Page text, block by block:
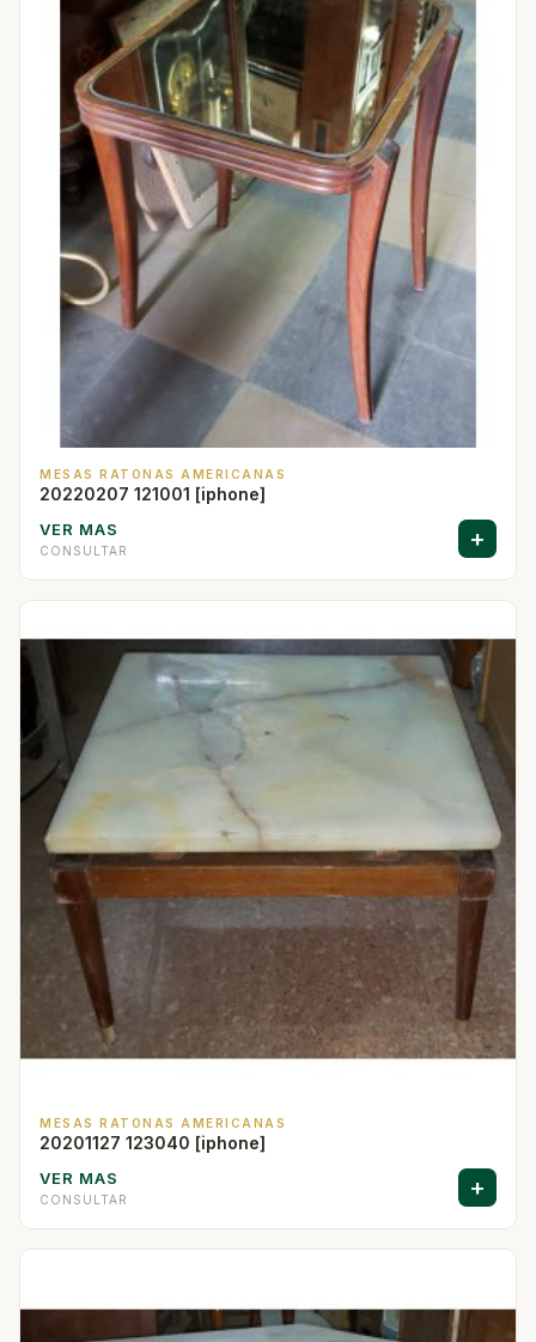
MESAS RATONAS AMERICANAS
20220207 121001 [iphone]
VER MAS
CONSULTAR +
MESAS RATONAS AMERICANAS
20201127 123040 [iphone]
VER MAS
CONSULTAR +